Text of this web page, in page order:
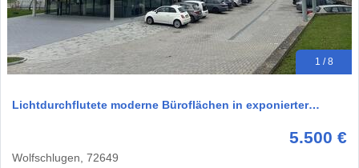
1 / 8
Lichtdurchflutete moderne Büroflächen in exponierter…
5.500 €
Wolfschlugen, 72649